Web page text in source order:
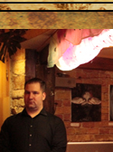
Jump to